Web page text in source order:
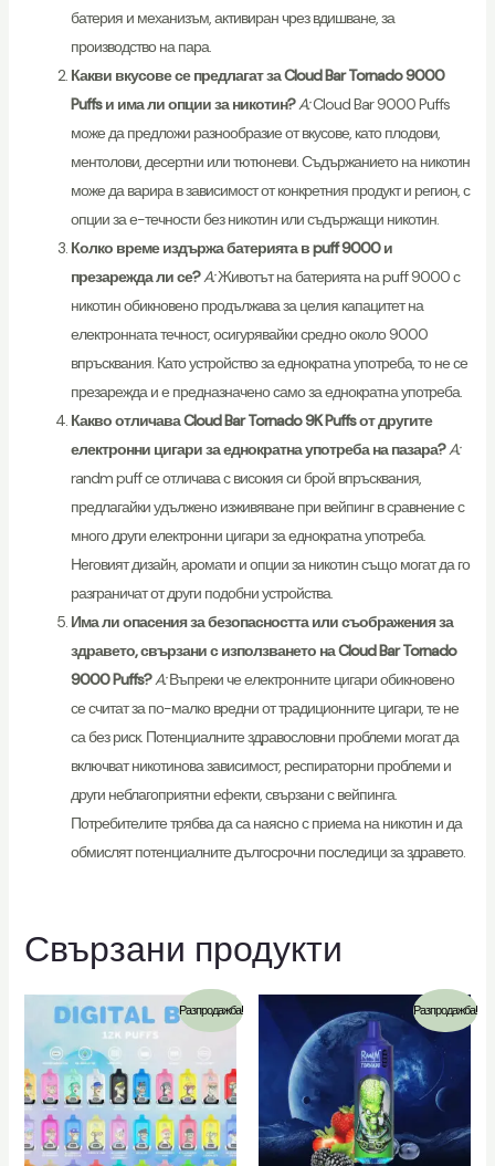
батерия и механизъм, активиран чрез вдишване, за
производство на пара.
Какви вкусове се предлагат за Cloud Bar Tornado 9000
Puffs и има ли опции за никотин?A:Cloud Bar 9000 Puffs
може да предложи разнообразие от вкусове, като плодови,
ментолови, десертни или тютюневи. Съдържанието на никотин
може да варира в зависимост от конкретния продукт и регион, с
опции за е-течности без никотин или съдържащи никотин.
Колко време издържа батерията в puff 9000 и
презарежда ли се?A:Животът на батерията на puff 9000 с
никотин обикновено продължава за целия капацитет на
електронната течност, осигурявайки средно около 9000
впръсквания. Като устройство за еднократна употреба, то не се
презарежда и е предназначено само за еднократна употреба.
Какво отличава Cloud Bar Tornado 9K Puffs от другите
електронни цигари за еднократна употреба на пазара?A:
randm puff се отличава с високия си брой впръсквания,
предлагайки удължено изживяване при вейпинг в сравнение с
много други електронни цигари за еднократна употреба.
Неговият дизайн, аромати и опции за никотин също могат да го
разграничат от други подобни устройства.
Има ли опасения за безопасността или съображения за
здравето, свързани с използването на Cloud Bar Tornado
9000 Puffs?A:Въпреки че електронните цигари обикновено
се считат за по-малко вредни от традиционните цигари, те не
са без риск. Потенциалните здравословни проблеми могат да
включват никотинова зависимост, респираторни проблеми и
други неблагоприятни ефекти, свързани с вейпинга.
Потребителите трябва да са наясно с приема на никотин и да
обмислят потенциалните дългосрочни последици за здравето.
Свързани продукти
Разпродажба! Разпродажба!